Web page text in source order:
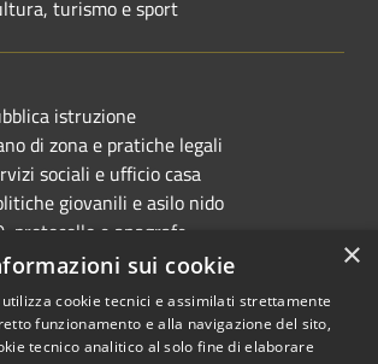
turismo e sport
istruzione
di zona e pratiche legali
sociali e ufficio casa
giovanili e asilo nido
protocollo e anagrafe
Locale
×
sui cookie
cookie tecnici e assimilati strettamente
funzionamento e alla navigazione del sito,
tecnico analitico al solo fine di elaborare